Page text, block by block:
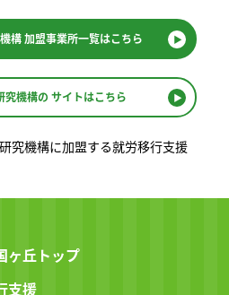
構加盟事業所一覧はこちら
究機構の サイトはこちら
ヶ丘トップ
支援